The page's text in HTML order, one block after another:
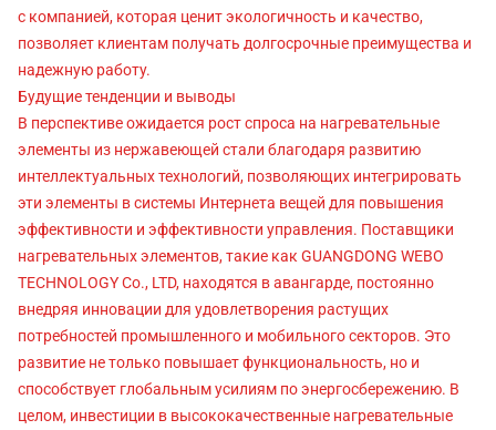
с компанией, которая ценит экологичность и качество,
позволяет клиентам получать долгосрочные преимущества и
надежную работу.
Будущие тенденции и выводы
В перспективе ожидается рост спроса на нагревательные
элементы из нержавеющей стали благодаря развитию
интеллектуальных технологий, позволяющих интегрировать
эти элементы в системы Интернета вещей для повышения
эффективности и эффективности управления. Поставщики
нагревательных элементов, такие как GUANGDONG WEBO
TECHNOLOGY Co., LTD, находятся в авангарде, постоянно
внедряя инновации для удовлетворения растущих
потребностей промышленного и мобильного секторов. Это
развитие не только повышает функциональность, но и
способствует глобальным усилиям по энергосбережению. В
целом, инвестиции в высококачественные нагревательные